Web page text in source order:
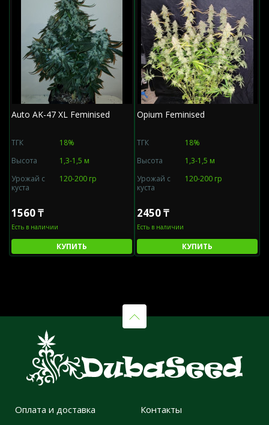
Auto AK-47 XL Feminised
ТГК
18%
Высота
1,3-1,5 м
Урожай с
куста
120-200 гр
1560 ₸
Есть в наличии
КУПИТЬ
Opium Feminised
ТГК
18%
Высота
1,3-1,5 м
Урожай с
куста
120-200 гр
2450 ₸
Есть в наличии
КУПИТЬ
Оплата и доставка Контакты